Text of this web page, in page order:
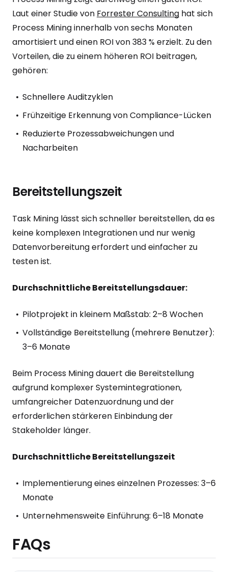
Laut einer Studie von Forrester Consulting hat sich
Process Mining innerhalb von sechs Monaten
amortisiert und einen ROI von 383 % erzielt. Zu den
Vorteilen, die zu einem höheren ROI beitragen,
gehören:
Schnellere Auditzyklen
Frühzeitige Erkennung von Compliance-Lücken
Reduzierte Prozessabweichungen und
Nacharbeiten
Bereitstellungszeit
Task Mining lässt sich schneller bereitstellen, da es
keine komplexen Integrationen und nur wenig
Datenvorbereitung erfordert und einfacher zu
testen ist.
Durchschnittliche Bereitstellungsdauer:
Pilotprojekt in kleinem Maßstab: 2–8 Wochen
Vollständige Bereitstellung (mehrere Benutzer):
3–6 Monate
Beim Process Mining dauert die Bereitstellung
aufgrund komplexer Systemintegrationen,
umfangreicher Datenzuordnung und der
erforderlichen stärkeren Einbindung der
Stakeholder länger.
Durchschnittliche Bereitstellungszeit
Implementierung eines einzelnen Prozesses: 3–6
Monate
Unternehmensweite Einführung: 6–18 Monate
FAQs